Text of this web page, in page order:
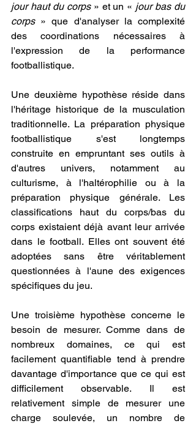
jour haut du corps » et un « jour bas du
corps » que d'analyser la complexité
des coordinations nécessaires à
l'expression de la performance
footballistique.
Une deuxième hypothèse réside dans
l'héritage historique de la musculation
traditionnelle. La préparation physique
footballistique s'est longtemps
construite en empruntant ses outils à
d'autres univers, notamment au
culturisme, à l'haltérophilie ou à la
préparation physique générale. Les
classifications haut du corps/bas du
corps existaient déjà avant leur arrivée
dans le football. Elles ont souvent été
adoptées sans être véritablement
questionnées à l'aune des exigences
spécifiques du jeu.
Une troisième hypothèse concerne le
besoin de mesurer. Comme dans de
nombreux domaines, ce qui est
facilement quantifiable tend à prendre
davantage d'importance que ce qui est
difficilement observable. Il est
relativement simple de mesurer une
charge soulevée, un nombre de